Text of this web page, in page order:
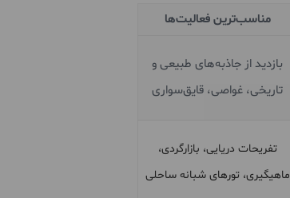
مناسب‌ترین فعالیت‌ها
بازدید از جاذبه‌های طبیعی و
تاریخی، غواصی، قایق‌سواری
تفریحات دریایی، بازارگردی،
ماهیگیری، تورهای شبانه ساحلی